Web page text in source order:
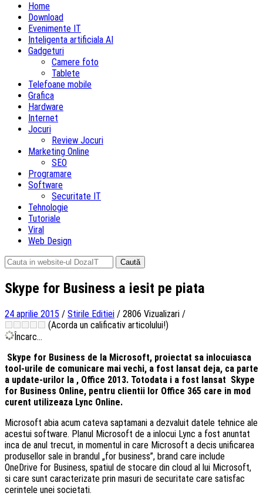
Home
Download
Evenimente IT
Inteligenta artificiala AI
Gadgeturi
Camere foto
Tablete
Telefoane mobile
Grafica
Hardware
Internet
Jocuri
Review Jocuri
Marketing Online
SEO
Programare
Software
Securitate IT
Tehnologie
Tutoriale
Viral
Web Design
Caută
după:
Skype for Business a iesit pe piata
24 aprilie 2015 / Stirile Editiei / 2806 Vizualizari /
(Acorda un calificativ articolului!)
Încarc...
Skype for Business de la Microsoft, proiectat sa inlocuiasca
tool-urile de comunicare mai vechi, a fost lansat deja, ca parte
a update-urilor la , Office 2013. Totodata i a fost lansat Skype
for Business Online, pentru clientii lor Office 365 care in mod
curent utilizeaza Lync Online.
Microsoft abia acum cateva saptamani a dezvaluit datele tehnice ale
acestui software. Planul Microsoft de a inlocui Lync a fost anuntat
inca de anul trecut, in momentul in care Microsoft a decis unificarea
produsellor sale in brandul „for business”, brand care include
OneDrive for Business, spatiul de stocare din cloud al lui Microsoft,
si care sunt caracterizate prin masuri de securitate care satisfac
cerintele unei societati.